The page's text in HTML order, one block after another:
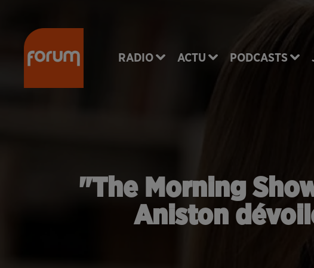
RADIO ACTU PODCASTS
"The Morning
Aniston